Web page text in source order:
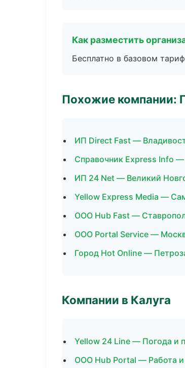
Как разместить
Бесплатно в базовом
Похожие компании:
ИП Direct Fast —
Справочник Express Info
ИП 24 Net — Великий
Yellow Express Media —
ООО Hub Fast —
ООО Portal Service —
Город Hot Online —
Компании в Калуга
Yellow 24 Line — Погода и
ООО Hub Portal — Работа и